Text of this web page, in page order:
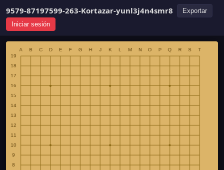
9579-87197599-263-Kortazar-yunl3j4n4smr8
Exportar
Iniciar sesión